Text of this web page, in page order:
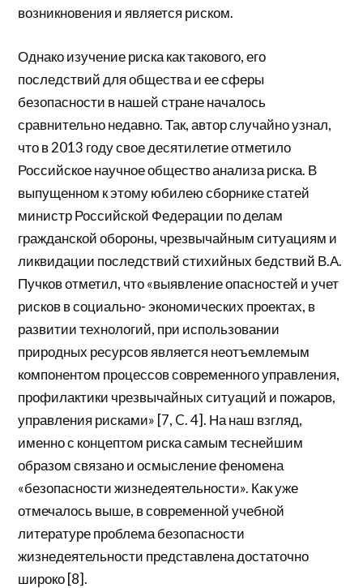
возникновения и является риском.
Однако изучение риска как такового, его
последствий для общества и ее сферы
безопасности в нашей стране началось
сравнительно недавно. Так, автор случайно узнал,
что в 2013 году свое десятилетие отметило
Российское научное общество анализа риска. В
выпущенном к этому юбилею сборнике статей
министр Российской Федерации по делам
гражданской обороны, чрезвычайным ситуациям и
ликвидации последствий стихийных бедствий В.А.
Пучков отметил, что «выявление опасностей и учет
рисков в социально- экономических проектах, в
развитии технологий, при использовании
природных ресурсов является неотъемлемым
компонентом процессов современного управления,
профилактики чрезвычайных ситуаций и пожаров,
управления рисками» [7, C. 4]. На наш взгляд,
именно с концептом риска самым теснейшим
образом связано и осмысление феномена
«безопасности жизнедеятельности». Как уже
отмечалось выше, в современной учебной
литературе проблема безопасности
жизнедеятельности представлена достаточно
широко [8].